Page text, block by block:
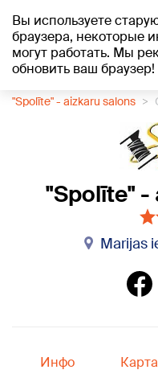
Вы используете
браузера, некоторые
могут работать. Мы
обновить ваш браузер!
+23°C
"Spolīte" - aizkaru salons
"Spolīte" -
Marijas
Инфо Карта